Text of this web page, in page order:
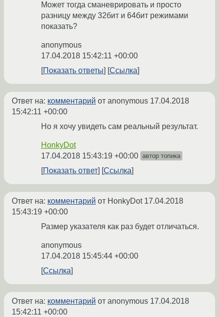
Может тогда сманеврировать и просто
разницу между 32бит и 64бит режимами
показать?
anonymous
17.04.2018 15:42:11 +00:00
Показать ответы
Ссылка
Ответ на: комментарий от anonymous 17.04.2018
15:42:11 +00:00
Но я хочу увидеть сам реальный результат.
HonkyDot
17.04.2018 15:43:19 +00:00 автор топика
Показать ответ Ссылка
Ответ на: комментарий от HonkyDot 17.04.2018
15:43:19 +00:00
Размер указателя как раз будет отличаться.
anonymous
17.04.2018 15:45:44 +00:00
Ссылка
Ответ на: комментарий от anonymous 17.04.2018
15:42:11 +00:00